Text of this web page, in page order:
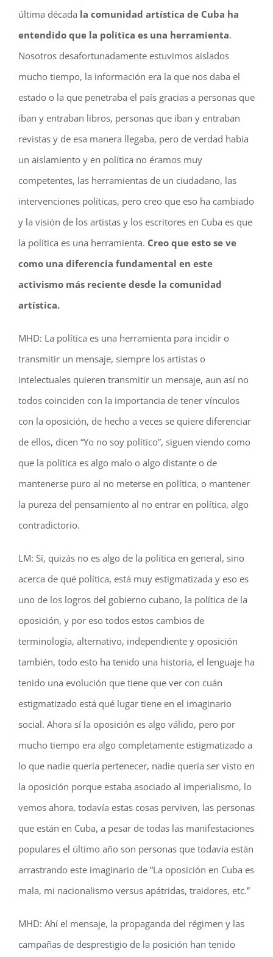
última década la comunidad artística de Cuba ha
entendido que la política es una herramienta.
Nosotros desafortunadamente estuvimos aislados
mucho tiempo, la información era la que nos daba el
estado o la que penetraba el país gracias a personas que
iban y entraban libros, personas que iban y entraban
revistas y de esa manera llegaba, pero de verdad había
un aislamiento y en política no éramos muy
competentes, las herramientas de un ciudadano, las
intervenciones políticas, pero creo que eso ha cambiado
y la visión de los artistas y los escritores en Cuba es que
la política es una herramienta. Creo que esto se ve
como una diferencia fundamental en este
activismo más reciente desde la comunidad
artística.
MHD: La política es una herramienta para incidir o
transmitir un mensaje, siempre los artistas o
intelectuales quieren transmitir un mensaje, aun así no
todos coinciden con la importancia de tener vínculos
con la oposición, de hecho a veces se quiere diferenciar
de ellos, dicen “Yo no soy político”, siguen viendo como
que la política es algo malo o algo distante o de
mantenerse puro al no meterse en política, o mantener
la pureza del pensamiento al no entrar en política, algo
contradictorio.
LM: Sí, quizás no es algo de la política en general, sino
acerca de qué política, está muy estigmatizada y eso es
uno de los logros del gobierno cubano, la política de la
oposición, y por eso todos estos cambios de
terminología, alternativo, independiente y oposición
también, todo esto ha tenido una historia, el lenguaje ha
tenido una evolución que tiene que ver con cuán
estigmatizado está qué lugar tiene en el imaginario
social. Ahora sí la oposición es algo válido, pero por
mucho tiempo era algo completamente estigmatizado a
lo que nadie quería pertenecer, nadie quería ser visto en
la oposición porque estaba asociado al imperialismo, lo
vemos ahora, todavía estas cosas perviven, las personas
que están en Cuba, a pesar de todas las manifestaciones
populares el último año son personas que todavía están
arrastrando este imaginario de “La oposición en Cuba es
mala, mi nacionalismo versus apátridas, traidores, etc.”
MHD: Ahí el mensaje, la propaganda del régimen y las
campañas de desprestigio de la posición han tenido